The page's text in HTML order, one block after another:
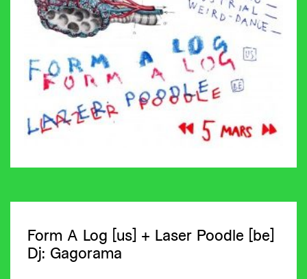
Form A Log [us] + Laser Poodle [be]
Dj: Gagorama